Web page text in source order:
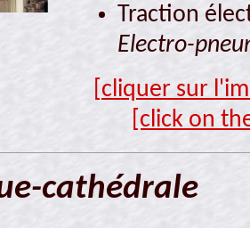
Traction
Electro-
[cliquer sur
[click on
cathédrale